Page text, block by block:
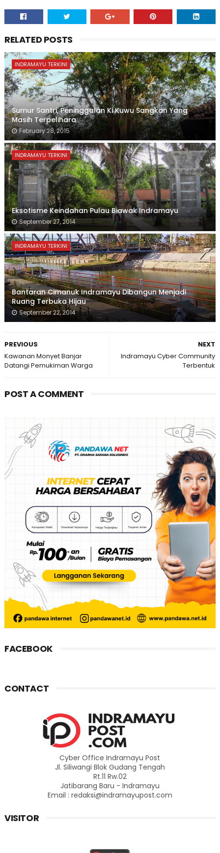
RELATED POSTS
INDRAMAYU TERKINI
Sumur Santri, Peninggalan Ki Kuwu Sangkan Yang
Masih Terpelihara
February 28, 2015
INDRAMAYU TERKINI
Eksotisme Keindahan Pulau Biawak Indramayu
September 27, 2014
INDRAMAYU TERKINI
Bantaran Cimanuk Indramayu Dibangun Menjadi
Ruang Terbuka Hijau
September 22, 2014
NEXT
Indramayu Cyber Community
Terbentuk
PREVIOUS
Kawanan Monyet Banjar
Datangi Pemukiman Warga
POST A COMMENT
FACEBOOK
CONTACT
Cyber Office Indramayu Post
Jl. Siliwangi Blok Gudang Tengah
Rt.11 Rw.02
Jatibarang Baru - Indramayu
Email : redaksi@indramayupost.com
VISITOR